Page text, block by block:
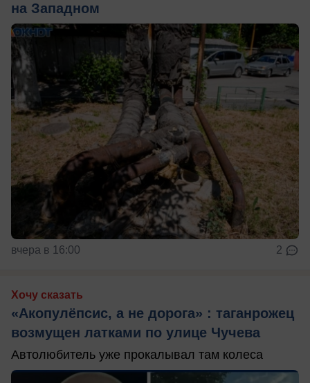
на Западном
вчера в 16:00 2
Хочу сказать
«Акопулёпсис, а не дорога» : таганрожец
возмущен латками по улице Чучева
Автолюбитель уже прокалывал там колеса